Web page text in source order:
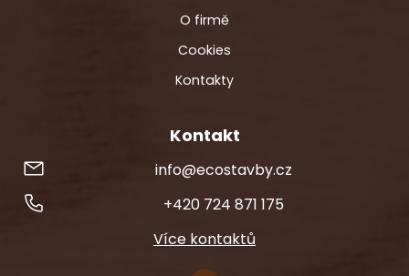
O firmě
Cookies
Kontakty
Kontakt
info@ecostavby.cz
+420 724 871 175
Více kontaktů